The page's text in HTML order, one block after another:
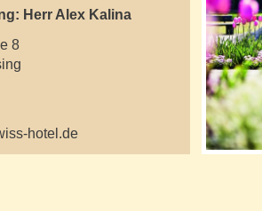
Herr Alex Kalina
8
hotel.de